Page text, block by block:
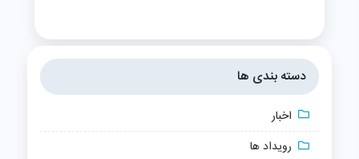
دسته بندی ها
اخبار
رویداد ها